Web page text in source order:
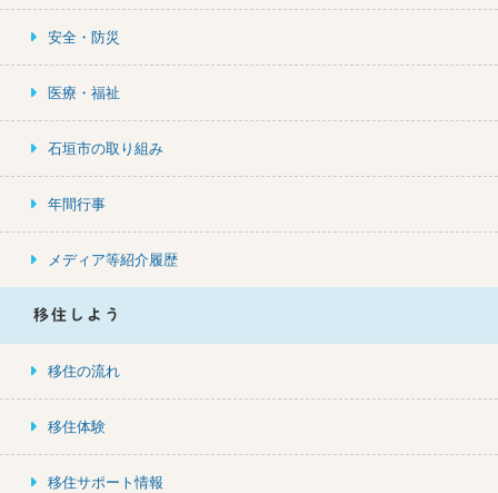
安全・防災
医療・福祉
石垣市の取り組み
年間行事
メディア等紹介履歴
移住しよう
移住の流れ
移住体験
移住サポート情報